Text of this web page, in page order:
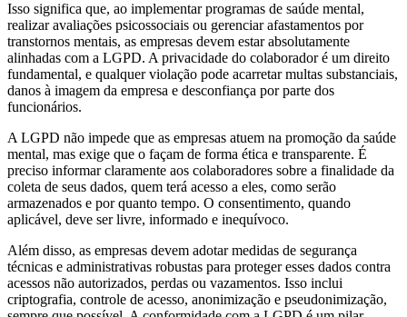
Isso significa que, ao implementar programas de saúde mental,
realizar avaliações psicossociais ou gerenciar afastamentos por
transtornos mentais, as empresas devem estar absolutamente
alinhadas com a LGPD. A privacidade do colaborador é um direito
fundamental, e qualquer violação pode acarretar multas substanciais,
danos à imagem da empresa e desconfiança por parte dos
funcionários.
A LGPD não impede que as empresas atuem na promoção da saúde
mental, mas exige que o façam de forma ética e transparente. É
preciso informar claramente aos colaboradores sobre a finalidade da
coleta de seus dados, quem terá acesso a eles, como serão
armazenados e por quanto tempo. O consentimento, quando
aplicável, deve ser livre, informado e inequívoco.
Além disso, as empresas devem adotar medidas de segurança
técnicas e administrativas robustas para proteger esses dados contra
acessos não autorizados, perdas ou vazamentos. Isso inclui
criptografia, controle de acesso, anonimização e pseudonimização,